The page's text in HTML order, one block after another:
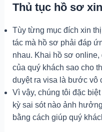
Thủ tục hồ sơ
Tùy từng mục đích xin
tác mà hồ sơ phải đáp
nhau. Khai hồ sơ
của quý khách sao cho
duyệt ra visa là bước vô
Vì vậy, chúng tôi đặc
kỳ sai sót nào ảnh
bằng cách giúp quý